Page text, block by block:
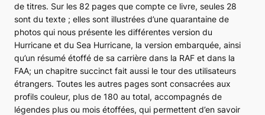
de titres. Sur les 82 pages que compte ce livre, seules 28
sont du texte ; elles sont illustrées d’une quarantaine de
photos qui nous présente les différentes version du
Hurricane et du Sea Hurricane, la version embarquée, ainsi
qu’un résumé étoffé de sa carrière dans la RAF et dans la
FAA; un chapitre succinct fait aussi le tour des utilisateurs
étrangers. Toutes les autres pages sont consacrées aux
profils couleur, plus de 180 au total, accompagnés de
légendes plus ou mois étoffées, qui permettent d’en savoir